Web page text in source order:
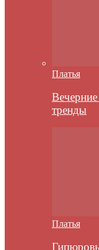
Платья
тренды
Платья